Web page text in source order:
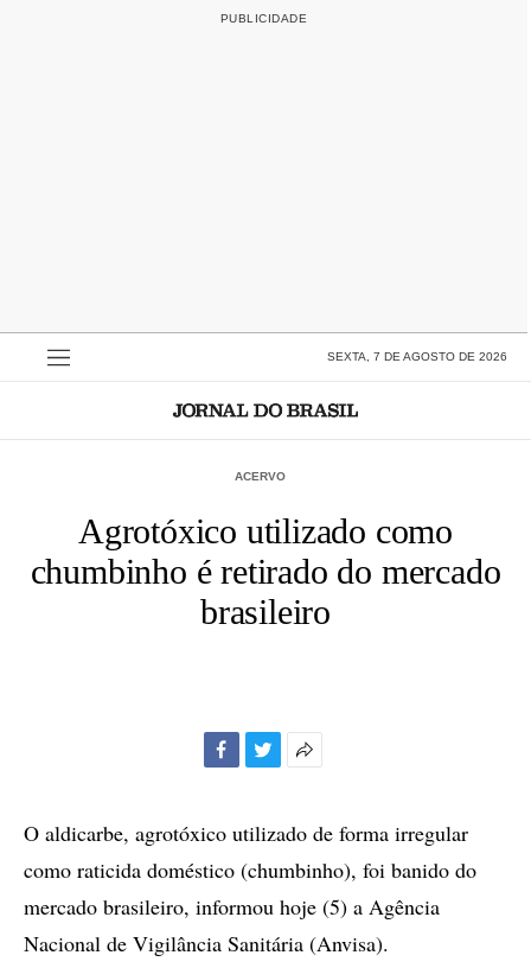
SEXTA, 7 DE AGOSTO DE 2026
ACERVO
Agrotóxico utilizado como
chumbinho é retirado do mercado
brasileiro
compartilhamento
O aldicarbe, agrotóxico utilizado de forma irregular
como raticida doméstico (chumbinho), foi banido do
mercado brasileiro, informou hoje (5) a Agência
Nacional de Vigilância Sanitária (Anvisa).